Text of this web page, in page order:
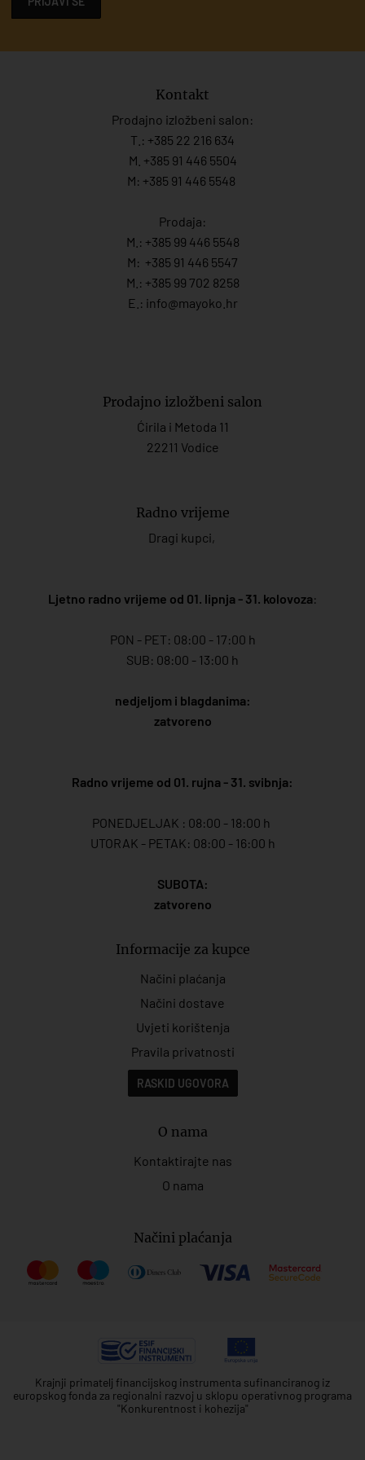
Kontakt
Prodajno izložbeni salon:
T.: +385 22 216 634
M. +385 91 446 5504
M: +385 91 446 5548
Prodaja:
M.: +385 99 446 5548
M: +385 91 446 5547
M.: +385 99 702 8258
E.: info@mayoko. hr
Prodajno izložbeni salon
Ćirila i Metoda 11
22211 Vodice
Radno vrijeme
Dragi kupci,
Ljetno radno vrijeme od 01. lipnja - 31. kolovoza:
PON - PET: 08:00 - 17:00 h
SUB: 08:00 - 13:00 h
nedjeljom i blagdanima:
zatvoreno
Radno vrijeme od 01. rujna - 31. svibnja:
PONEDJELJAK : 08:00 - 18:00 h
UTORAK - PETAK: 08:00 - 16:00 h
SUBOTA:
zatvoreno
Informacije za kupce
Načini plaćanja
Načini dostave
Uvjeti korištenja
Pravila privatnosti
RASKID UGOVORA
O nama
Kontaktirajte nas
O nama
Načini plaćanja
Krajnji primatelj financijskog instrumenta sufinanciranog iz
europskog fonda za regionalni razvoj u sklopu operativnog programa
"Konkurentnost i kohezija"